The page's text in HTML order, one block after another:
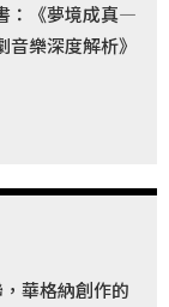
：《夢境成真—
樂深度解析》
華格納創作的